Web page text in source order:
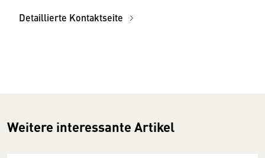
Detaillierte Kontaktseite
Weitere interessante Artikel